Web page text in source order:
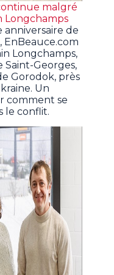
malgré
Longchamps
de
EnBeauce.com
Longchamps,
Georges,
Gorodok, près
Un
comment se
le conflit.